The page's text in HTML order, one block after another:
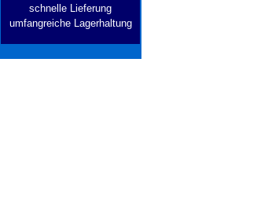
schnelle Lieferung
umfangreiche Lagerhaltung